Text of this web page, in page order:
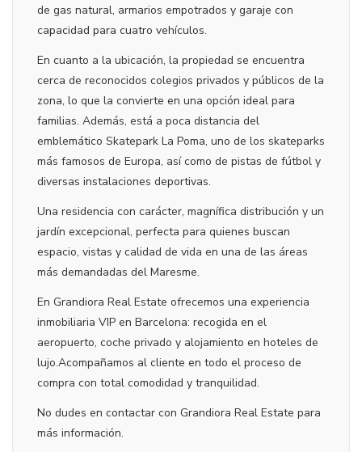
de gas natural, armarios empotrados y garaje con
capacidad para cuatro vehículos.
En cuanto a la ubicación, la propiedad se encuentra
cerca de reconocidos colegios privados y públicos de la
zona, lo que la convierte en una opción ideal para
familias. Además, está a poca distancia del
emblemático Skatepark La Poma, uno de los skateparks
más famosos de Europa, así como de pistas de fútbol y
diversas instalaciones deportivas.
Una residencia con carácter, magnífica distribución y un
jardín excepcional, perfecta para quienes buscan
espacio, vistas y calidad de vida en una de las áreas
más demandadas del Maresme.
En Grandiora Real Estate ofrecemos una experiencia
inmobiliaria VIP en Barcelona: recogida en el
aeropuerto, coche privado y alojamiento en hoteles de
lujo.Acompañamos al cliente en todo el proceso de
compra con total comodidad y tranquilidad.
No dudes en contactar con Grandiora Real Estate para
más información.